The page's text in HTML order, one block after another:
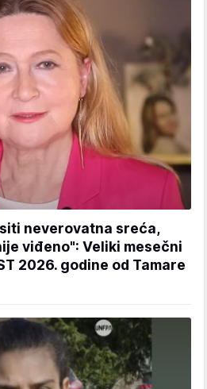
neverovatna sreća,
viđeno": Veliki mesečni
2026. godine od Tamare